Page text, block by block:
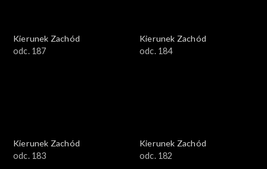
Kierunek Zachód
odc. 187
Kierunek Zachód
odc. 184
Kierunek Zachód
odc. 183
Kierunek Zachód
odc. 182